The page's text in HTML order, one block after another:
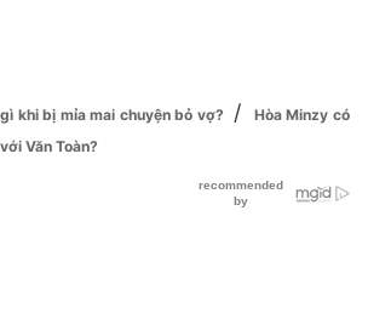
khi bị mỉa mai chuyện bỏ vợ? /
Hòa Minzy có
Văn Toàn?